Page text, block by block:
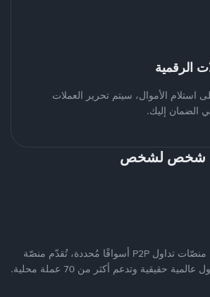
استلام الأموال، سيتم تحرير العملات
الضمان إليك.
من شخص لشخص
بينما تستهدف العديد من منصّات تداول P2P أسواقًا مُحددة، تُقدّم منصّة